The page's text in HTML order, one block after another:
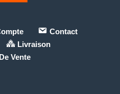
Contact
Livraison
Vente